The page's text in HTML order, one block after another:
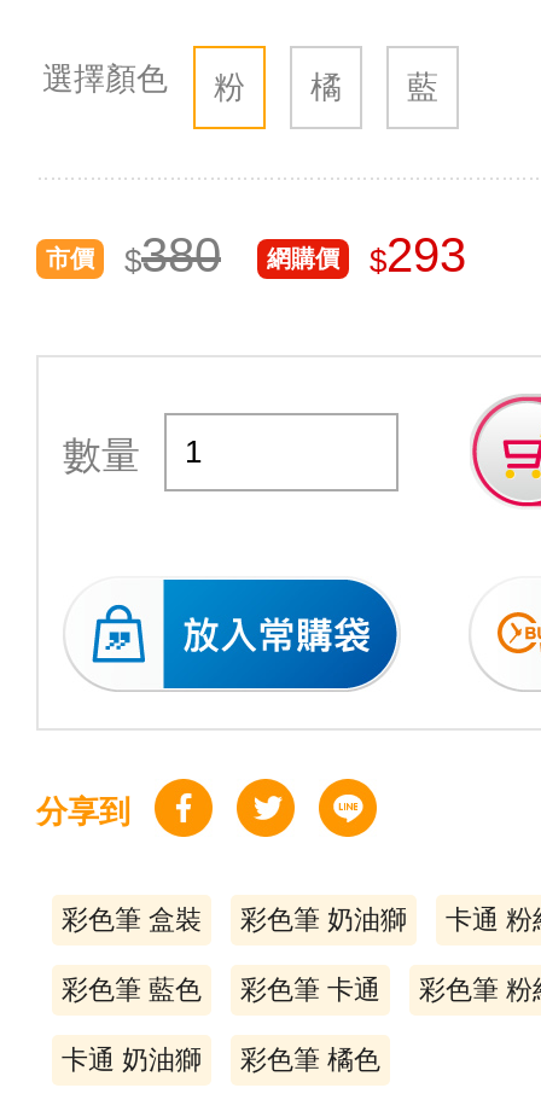
選擇顏色 粉 橘 藍
市價 $380 網購價 $293
數量
分享到
彩色筆 盒裝 彩色筆 奶油獅 卡通 粉
彩色筆 藍色 彩色筆 卡通 彩色筆 粉
卡通 奶油獅 彩色筆 橘色